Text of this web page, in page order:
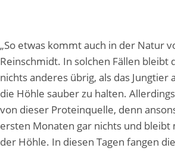
„So etwas kommt auch in der Natur
Reinschmidt. In solchen Fällen bleibt
nichts anderes übrig, als das Jungtier
die Höhle sauber zu halten.
von dieser Proteinquelle, denn
ersten Monaten gar nichts und bleibt
der Höhle. In diesen Tagen fangen